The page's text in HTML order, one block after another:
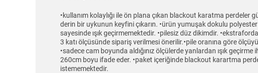
•kullanım kolaylığı ile ön plana çıkan blackout karatma
derin bir uykunun keyfini çıkarın. •ürün yumuşak dokulu
sayesinde ışık geçirmemektedir. •pilesiz düz dikimdir.
3 katı ölçüsünde sipariş verilmesi önerilir.•pile oranına göre
•sadece cam boyunda aldığınız ölçülerde yanlardan ışık
260cm boyu ifade eder. •paket içeriğinde blackout karartma
istememektedir.